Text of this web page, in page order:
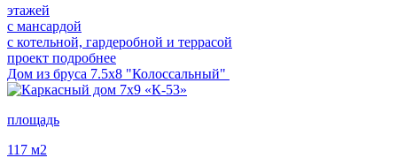
этажей
с мансардой
с котельной, гардеробной и террасой
проект подробнее
Дом из бруса 7.5х8 "Колоссальный"
площадь
117 м2